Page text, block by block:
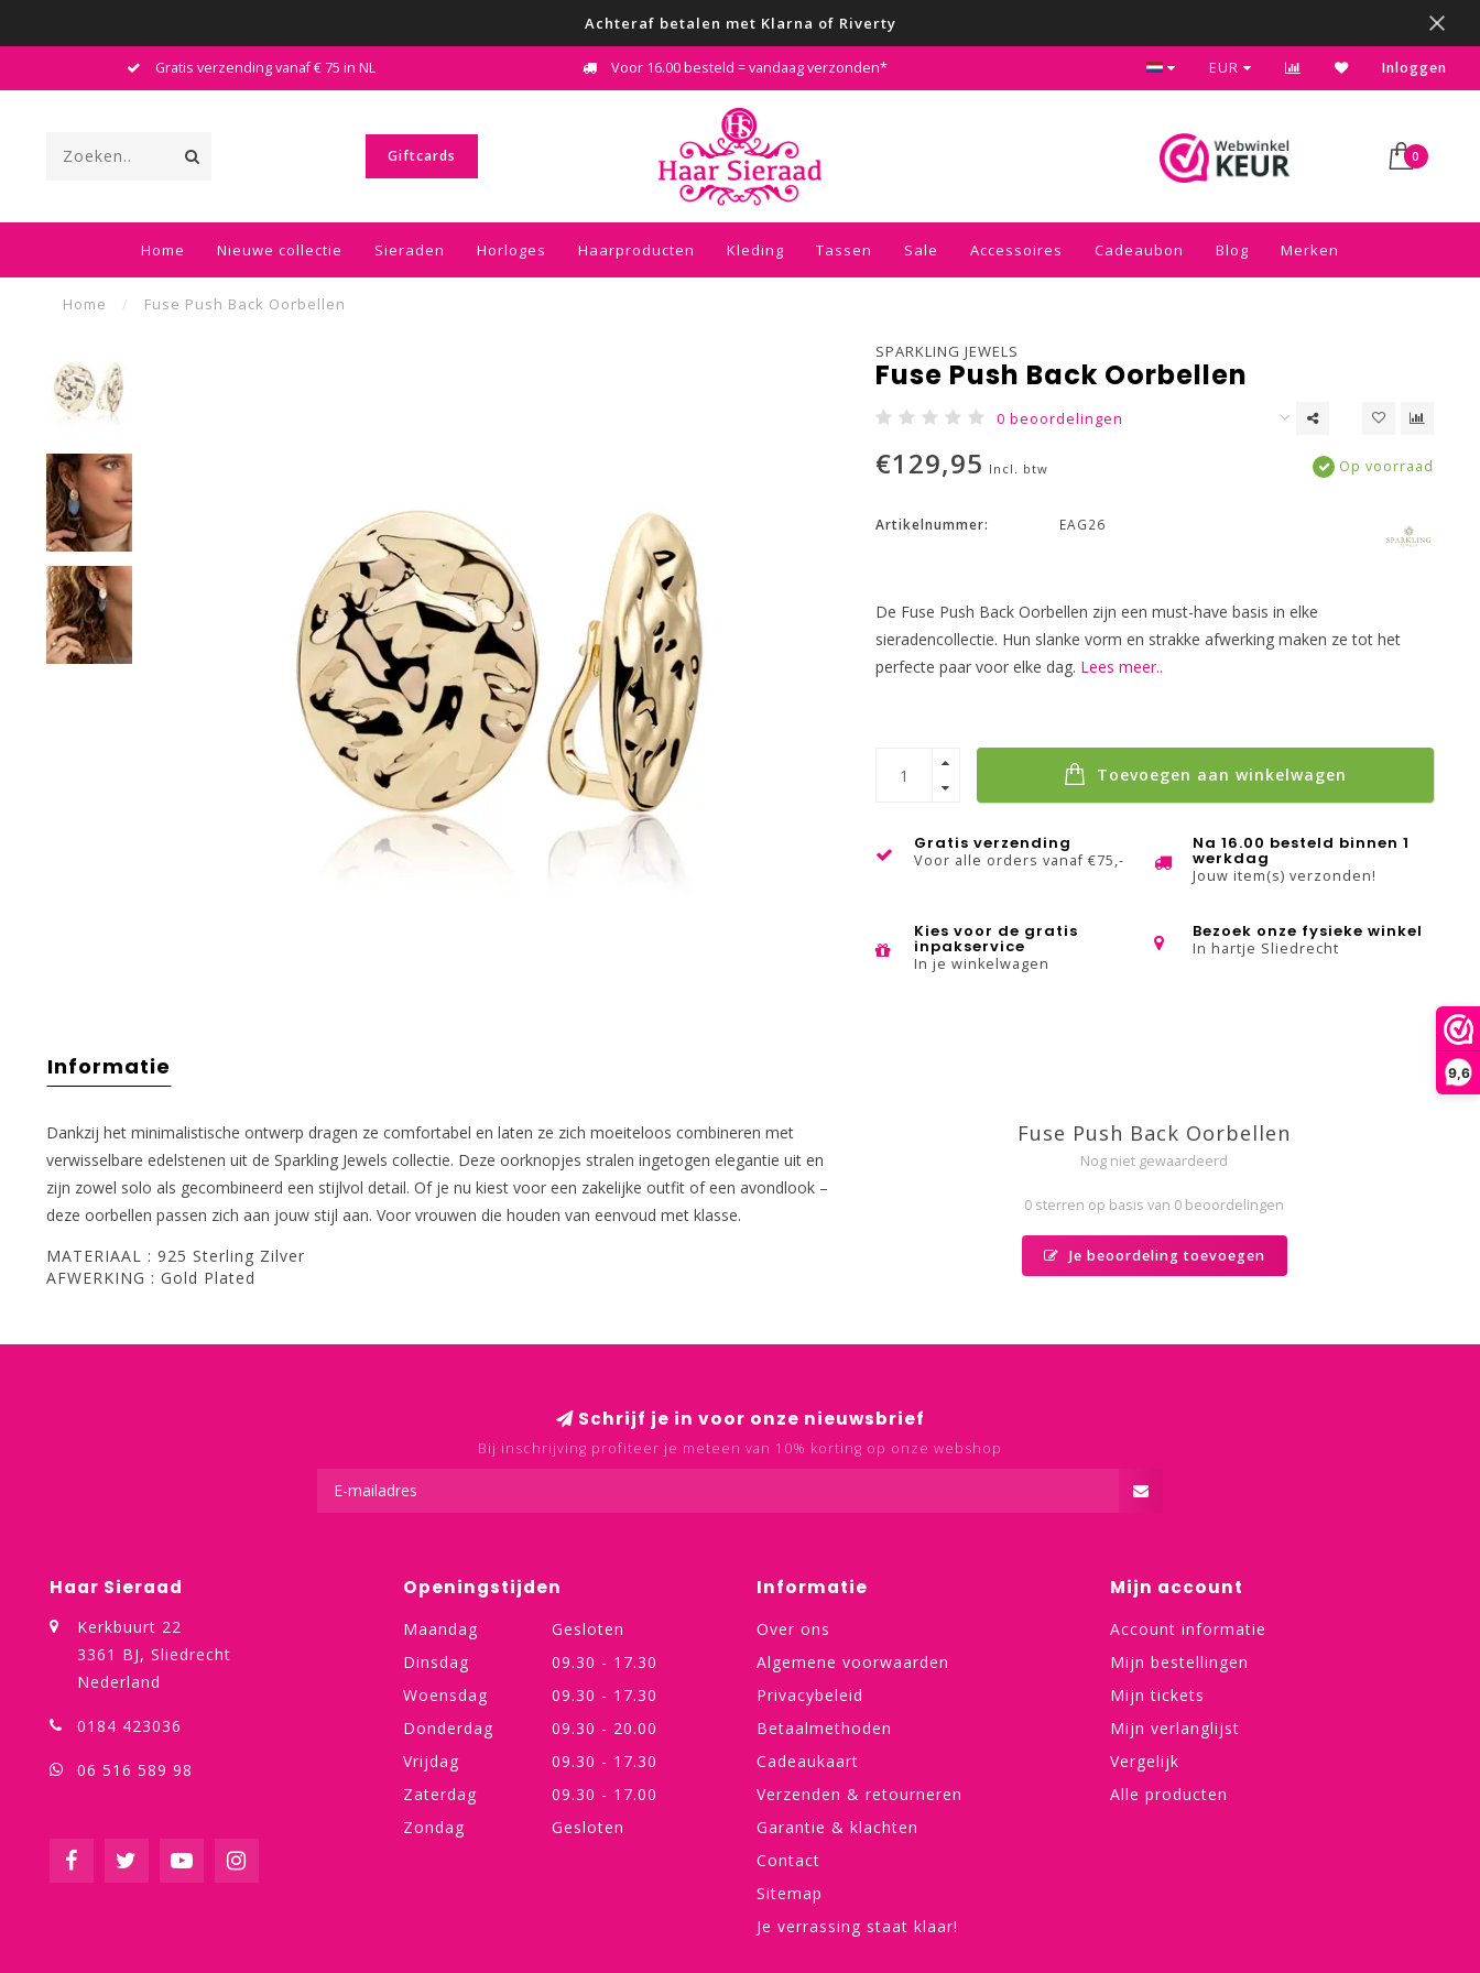
9,6
Achteraf betalen met Klarna of Riverty
Gratis verzending vanaf € 75 in NL Voor 16.00 besteld = vandaag verzonden* Kies voor de gratis inpakservice in je winkelwagen
EUR Inloggen
Giftcards 0
Home Nieuwe collectie Sieraden Horloges Haarproducten Kleding Tassen Sale Accessoires Cadeaubon Blog Merken
Home / Fuse Push Back Oorbellen
SPARKLING JEWELS
Fuse Push Back Oorbellen
0 beoordelingen
€129,95 Incl. btw Op voorraad
Artikelnummer: EAG26
De Fuse Push Back Oorbellen zijn een must-have basis in elke
sieradencollectie. Hun slanke vorm en strakke afwerking maken ze tot het
perfecte paar voor elke dag. Lees meer..
Toevoegen aan winkelwagen
Gratis verzending
Voor alle orders vanaf €75,-
Na 16.00 besteld binnen 1
werkdag
Jouw item(s) verzonden!
Kies voor de gratis
inpakservice
In je winkelwagen
Bezoek onze fysieke winkel
In hartje Sliedrecht
Informatie
Dankzij het minimalistische ontwerp dragen ze comfortabel en laten ze zich moeiteloos combineren met
verwisselbare edelstenen uit de Sparkling Jewels collectie. Deze oorknopjes stralen ingetogen elegantie uit en
zijn zowel solo als gecombineerd een stijlvol detail. Of je nu kiest voor een zakelijke outfit of een avondlook –
deze oorbellen passen zich aan jouw stijl aan. Voor vrouwen die houden van eenvoud met klasse.
MATERIAAL : 925 Sterling Zilver
AFWERKING : Gold Plated
Fuse Push Back Oorbellen
Nog niet gewaardeerd
0 sterren op basis van 0 beoordelingen
Je beoordeling toevoegen
Schrijf je in voor onze nieuwsbrief
Bij inschrijving profiteer je meteen van 10% korting op onze webshop
Haar Sieraad
Kerkbuurt 22
3361 BJ, Sliedrecht
Nederland
0184 423036
06 516 589 98
Openingstijden
Maandag
Gesloten
Dinsdag
09.30 - 17.30
Woensdag
09.30 - 17.30
Donderdag
09.30 - 20.00
Vrijdag
09.30 - 17.30
Zaterdag
09.30 - 17.00
Zondag
Gesloten
Informatie
Over ons
Algemene voorwaarden
Privacybeleid
Betaalmethoden
Cadeaukaart
Verzenden & retourneren
Garantie & klachten
Contact
Sitemap
Je verrassing staat klaar!
Mijn account
Account informatie
Mijn bestellingen
Mijn tickets
Mijn verlanglijst
Vergelijk
Alle producten